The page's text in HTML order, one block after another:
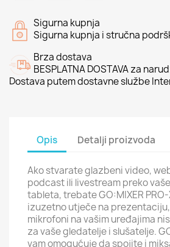
Sigurna kupnja
Sigurna kupnja i stručna
Brza dostava
BESPLATNA DOSTAVA za
Dostava putem dostavne službe
Opis Detalji proizvoda
Ako stvarate glazbeni video,
podcast ili livestream preko
tableta, trebate GO:MIXER
izuzetno utječe na
mikrofoni na vašim uređajima
za vaše gledatelje i slušatelje.
vam omogućuje da spojite i